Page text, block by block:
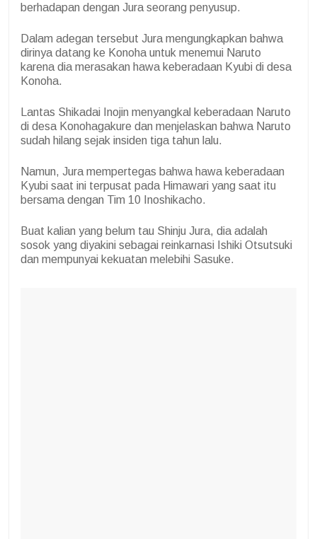
berhadapan dengan Jura seorang penyusup.
Dalam adegan tersebut Jura mengungkapkan bahwa
dirinya datang ke Konoha untuk menemui Naruto
karena dia merasakan hawa keberadaan Kyubi di desa
Konoha.
Lantas Shikadai Inojin menyangkal keberadaan Naruto
di desa Konohagakure dan menjelaskan bahwa Naruto
sudah hilang sejak insiden tiga tahun lalu.
Namun, Jura mempertegas bahwa hawa keberadaan
Kyubi saat ini terpusat pada Himawari yang saat itu
bersama dengan Tim 10 Inoshikacho.
Buat kalian yang belum tau Shinju Jura, dia adalah
sosok yang diyakini sebagai reinkarnasi Ishiki Otsutsuki
dan mempunyai kekuatan melebihi Sasuke.